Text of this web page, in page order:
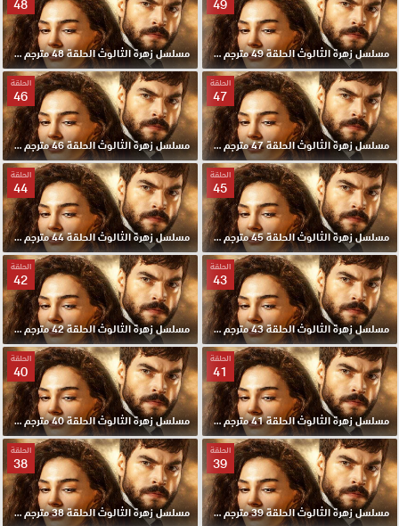
مسلسل زهرة الثالوث الحلقة 49 مترجم HD مسلسل زهرة الثالوث الحلقة 48 مترجم HD
الحلقة
47
مسلسل زهرة الثالوث الحلقة 47 مترجم HD
الحلقة
46
مسلسل زهرة الثالوث الحلقة 46 مترجم HD
الحلقة
45
مسلسل زهرة الثالوث الحلقة 45 مترجم HD
الحلقة
44
مسلسل زهرة الثالوث الحلقة 44 مترجم HD
الحلقة
43
مسلسل زهرة الثالوث الحلقة 43 مترجم HD
الحلقة
42
مسلسل زهرة الثالوث الحلقة 42 مترجم HD
الحلقة
41
مسلسل زهرة الثالوث الحلقة 41 مترجم HD
الحلقة
40
مسلسل زهرة الثالوث الحلقة 40 مترجم HD
الحلقة
39
مسلسل زهرة الثالوث الحلقة 39 مترجم HD
الحلقة
38
مسلسل زهرة الثالوث الحلقة 38 مترجم HD